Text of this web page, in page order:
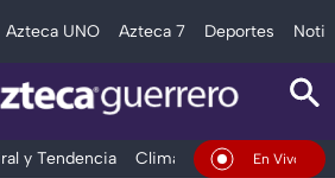
Azteca UNO Azteca 7 Deportes
y Tendencia Clima Deportes
En Vivo